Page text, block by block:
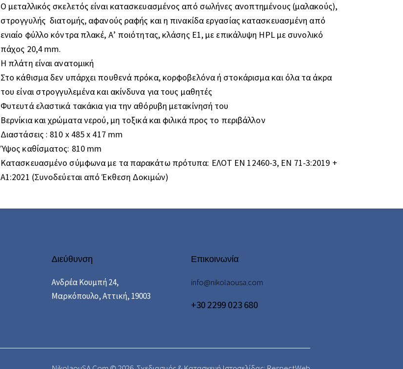
Ο μεταλλικός σκελετός είναι κατασκευασμένος από σωλήνες ανοπτημένους (μαλακούς),
στρογγυλής διατομής, αφανούς ραφής και η πινακίδα εργασίας κατασκευασμένη από
ενιαίο φύλλο κόντρα πλακέ, Α’ ποιότητας, κλάσης Ε1, με επικάλυψη HPL με συνολικό
πάχος 20,4 mm.
Η πλάτη είναι ανατομική
Στο κάθισμα δεν υπάρχει πουθενά πρόκα, κορφοβελόνα ή στοκάρισμα και όλα τα άκρα
του είναι στρογγυλεμένα και ακίνδυνα για τους μαθητές
Φυτευτά ελαστικά τακάκια για την αθόρυβη μετακίνησή του
Βερνίκια και χρώματα νερού, μη τοξικά και φιλικά προς το περιβάλλον
Διαστάσεις : 810 x 485 x 417 mm
Ύψος καθίσματος: 810 mm
Κατασκευασμένο σύμφωνα με τα παρακάτω πρότυπα: ΕΛΟΤ EN 12460-3, EN 71-3:2019 +
A1:2021 (Συνοδεύεται από Έκθεση Δοκιμών)
Διεύθυνση
Ανδρέα Κουμπή 24,
Μαρκόπουλο, Αττική, 19003
Επικοινωνία
info@nikolaousa.com
+30 2299 023 680